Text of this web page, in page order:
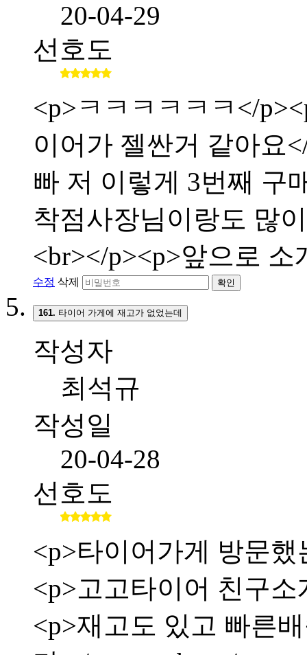
20-04-29
선호도
<p>ㅋㅋㅋㅋㅋㅋ</
이어가 젤싼거 같아요
빠 저 이렇게 3번째 구
착점사장님이랑도 많
<br></p><p>앞으로
수정 삭제 확인
161. 타이어 가게에 재고가 없었는데
작성자
최석규
작성일
20-04-28
선호도
<p>타이어가게 방문
<p>고고타이어 친구
<p>재고도 있고 빠른